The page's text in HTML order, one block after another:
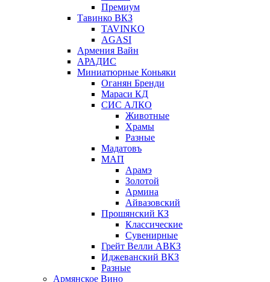
Премиум
Тавинко ВКЗ
TAVINKO
AGASI
Армения Вайн
АРАДИС
Миниатюрные Коньяки
Оганян Бренди
Мараси КД
СИС АЛКО
Животные
Храмы
Разные
Мадатовъ
МАП
Арамэ
Золотой
Армина
Айвазовский
Прошянский КЗ
Классические
Сувенирные
Грейт Велли АВКЗ
Иджеванский ВКЗ
Разные
Армянское Вино